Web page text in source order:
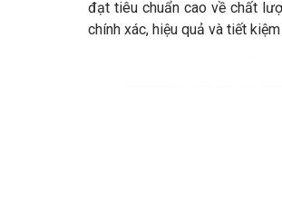
đạt tiêu chuẩn cao về chất
chính xác, hiệu quả và tiết